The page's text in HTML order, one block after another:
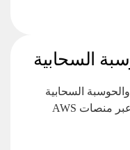
يسرّع الحلول القائمة على DevOps والحوسبة السحابية
عمليات النشر ويعزز قابلية التوسع عبر منصات AWS